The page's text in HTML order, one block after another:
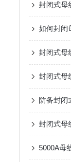
封闭式母
如何封闭
封闭式母
封闭式母
防备封闭
封闭式母
5000A母